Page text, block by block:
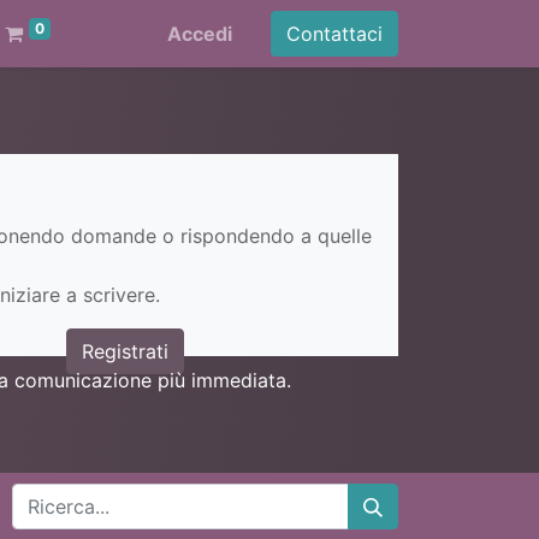
0 Accedi Contattaci
domande o rispondendo a quelle
a scrivere.
Registrati
comunicazione più immediata.